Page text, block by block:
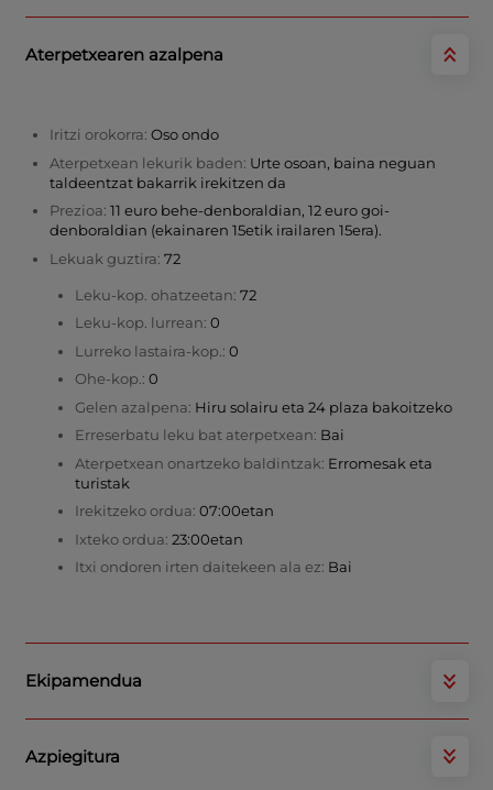
Aterpetxearen azalpena
Iritzi orokorra: Oso ondo
Aterpetxean lekurik baden: Urte osoan, baina neguan
taldeentzat bakarrik irekitzen da
Prezioa: 11 euro behe-denboraldian, 12 euro goi-
denboraldian (ekainaren 15etik irailaren 15era).
Lekuak guztira: 72
Leku-kop. ohatzeetan: 72
Leku-kop. lurrean: 0
Lurreko lastaira-kop.: 0
Ohe-kop.: 0
Gelen azalpena: Hiru solairu eta 24 plaza bakoitzeko
Erreserbatu leku bat aterpetxean: Bai
Aterpetxean onartzeko baldintzak: Erromesak eta
turistak
Irekitzeko ordua: 07:00etan
Ixteko ordua: 23:00etan
Itxi ondoren irten daitekeen ala ez: Bai
Ekipamendua
Azpiegitura